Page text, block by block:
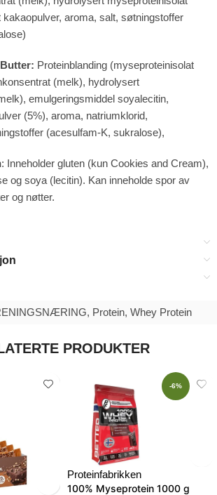
aroma, salt, søtningstoffer
Proteinblanding (myseproteinisolat
(melk), hydrolysert
emulgeringsmiddel soyalecitin,
(5%), aroma, natriumklorid,
(acesulfam-K, sukralose),
: Inneholder gluten (kun Cookies and Cream),
og soya (lecitin). Kan inneholde spor av
og nøtter.
, Protein, Whey Protein
PRODUKTER
-6%
Proteinfabrikken
100% Myseprotein 1000 g